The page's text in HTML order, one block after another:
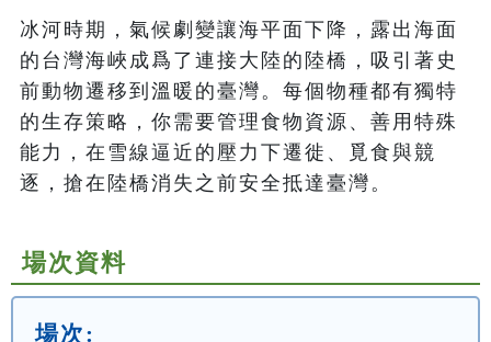
冰河時期，氣候劇變讓海平面下降，露出海面
的台灣海峽成爲了連接大陸的陸橋，吸引著史
前動物遷移到溫暖的臺灣。每個物種都有獨特
的生存策略，你需要管理食物資源、善用特殊
能力，在雪線逼近的壓力下遷徙、覓食與競
逐，搶在陸橋消失之前安全抵達臺灣。
場次資料
場次: